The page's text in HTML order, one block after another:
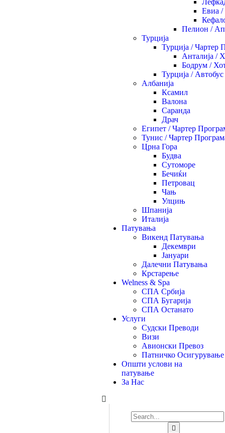
Евиа
Пелион /
Турција
Турција / Чартер
Анталија /
Бодрум /
Турција / Автобус
Албанија
Ксамил
Валона
Саранда
Драч
Египет / Чартер
Тунис / Чартер
Црна Гора
Будва
Сутоморе
Бечиќи
Петровац
Чањ
Улцињ
Шпанија
Италија
Патувања
Викенд Патувања
Декември
Јануари
Далечни Патувања
Крстарење
Welness & Spa
СПА Србија
СПА Бугарија
СПА Останато
Услуги
Судски Преводи
Визи
Авионски Превоз
Патничко Осигурување
Општи услови на
патување
За Нас